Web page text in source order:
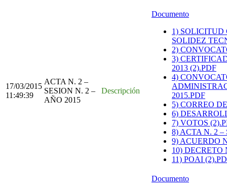
17/03/2015
11:49:39
ACTA N. 2 –
SESION N. 2 –
AÑO 2015
Descripción
Documento
1) SOLICITUD
SOLIDEZ
2)
3)
2013 (2).PDF
4)
2015.PDF
5) CORREO
6)
7) VOTOS
8) ACTA N. 2 –
9) ACUERDO
10) DECRETO
11) POAI
Documento